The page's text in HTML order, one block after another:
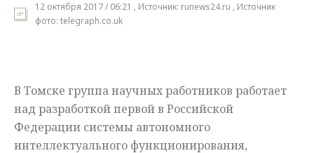
Происшествия
12 октября 2017 / 06:21 , Источник: runews24.ru , Источник
фото: telegraph.co.uk
В Томске группа научных работников работает
над разработкой первой в Российской
Федерации системы автономного
интеллектуального функционирования,